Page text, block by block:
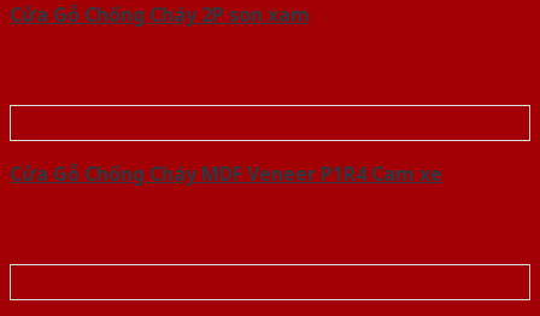
Cửa Gỗ Chống Cháy 2P son xam
Cửa Gỗ Chống Cháy MDF Veneer P1R4 Cam xe